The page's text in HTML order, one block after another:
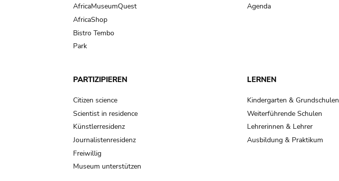
AfricaMuseumQuest
AfricaShop
Bistro Tembo
Park
Agenda
PARTIZIPIEREN
Citizen science
Scientist in residence
Künstlerresidenz
Journalistenresidenz
Freiwillig
Museum unterstützen
LERNEN
Kindergarten & Grundschulen
Weiterführende Schulen
Lehrerinnen & Lehrer
Ausbildung & Praktikum